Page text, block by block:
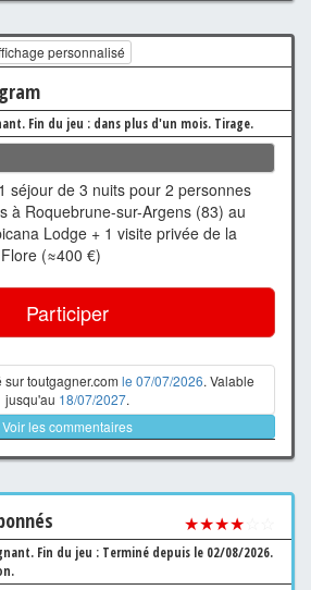
personnalisé
Fin du jeu : dans plus d'un mois. Tirage.
1 séjour de 3 nuits pour 2 personnes
à Roquebrune-sur-Argens (83) au
Lodge + 1 visite privée de la
(≈400 €)
Participer
toutgagner.com le 07/07/2026. Valable
jusqu'au 18/07/2027.
Voir les commentaires
★★★★
Fin du jeu : Terminé depuis le 02/08/2026.